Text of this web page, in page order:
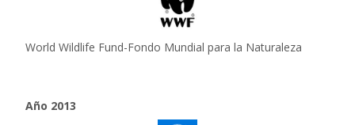
World Wildlife Fund-Fondo Mundial para la Naturaleza
Año 2013